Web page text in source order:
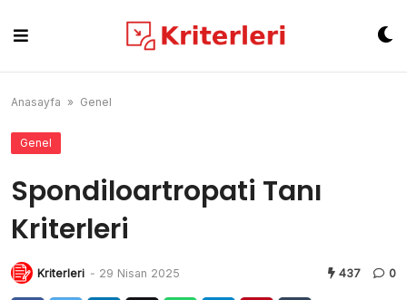
content
Anasayfa » Genel
Genel
Spondiloartropati Tanı
Kriterleri
Kriterleri - 29 Nisan 2025 437 0